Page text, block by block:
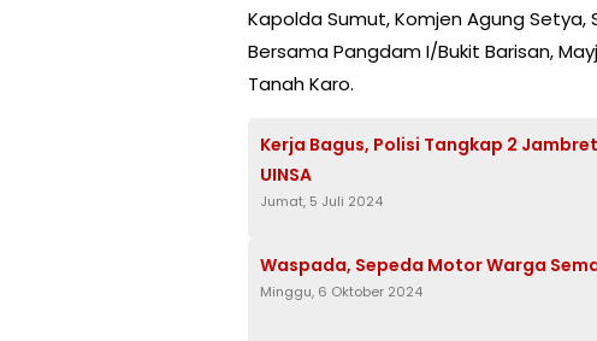
Kapolda Sumut, Komjen Agung
Bersama Pangdam I/Bukit Barisan,
Tanah Karo.
Kerja Bagus, Polisi Tangkap 2
UINSA
Jumat, 5 Juli 2024
Waspada, Sepeda Motor Warga
Minggu, 6 Oktober 2024